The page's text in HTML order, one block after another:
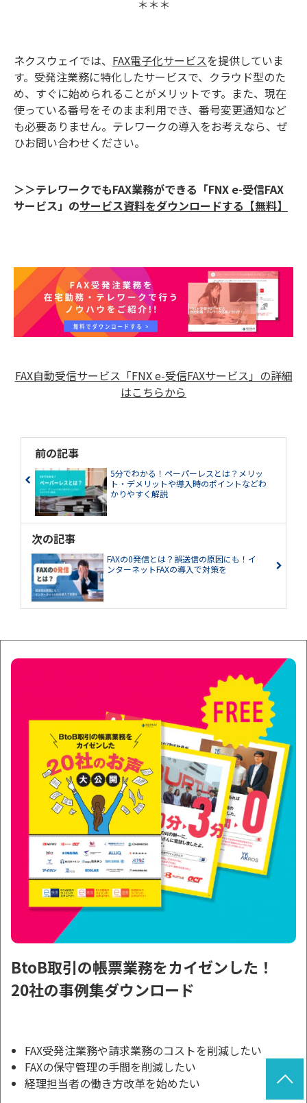
＊＊＊
ネクスウェイでは、 FAX電子化サービスを提供していま
す。受発注業務に特化したサービスで、クラウド型のた
め、すぐに始められることがメリットです。また、現在
使っている番号をそのまま利用でき、番号変更通知など
も必要ありません。テレワークの導入をお考えなら、ぜ
ひお問い合わせください。
＞＞テレワークでもFAX業務ができる「FNX e-受信FAX
サービス」のサービス資料をダウンロードする【無料】
FAX自動受信サービス「FNX e-受信FAXサービス」の詳細
はこちらから
前の記事
5分でわかる！ペーパーレスとは？メリッ
ト・デメリットや導入時のポイントなどわ
かりやすく解説
次の記事
FAXの0発信とは？誤送信の原因にも！イ
ンターネットFAXの導入で対策を
BtoB取引の帳票業務をカイゼンした！
20社の事例集ダウンロード
FAX受発注業務や請求業務のコストを削減したい
FAXの保守管理の手間を削減したい
経理担当者の働き方改革を始めたい